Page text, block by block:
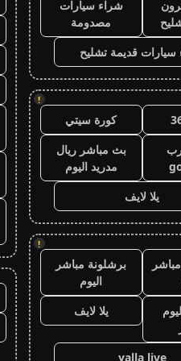
شراء سيارات
مصدومة
سيارات قديمة تشليح
!
كورة سيتي
بث مباشر ريال
مدريد اليوم
يلا لايف
!
برشلونة مباشر
اليوم
يلا لايف
yalla live